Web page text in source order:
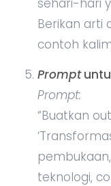
sehari-hari
Berikan arti
contoh
Prompt
Prompt:
“Buatkan
teknologi,